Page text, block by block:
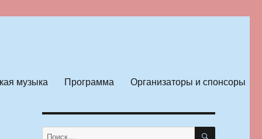
музыка Программа Организаторы и спонсоры
Искать: ПОИСК